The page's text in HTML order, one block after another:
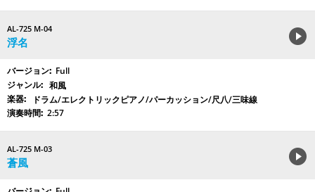
AL-725 M-04
浮名
Full
和風
ドラム/エレクトリックピアノ/パーカッション/尺八/三味線
2:57
AL-725 M-03
蒼風